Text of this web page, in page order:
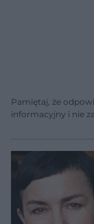
Pamiętaj, że
informacyjny i nie